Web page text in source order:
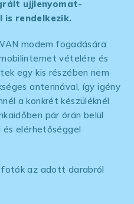
ujjlenyomat-
is rendelkezik.
modem fogadására
vételére és
egy kis részében nem
antennával, így igény
a konkrét készüléknél
pár órán belül
és elérhetőséggel
az adott darabról